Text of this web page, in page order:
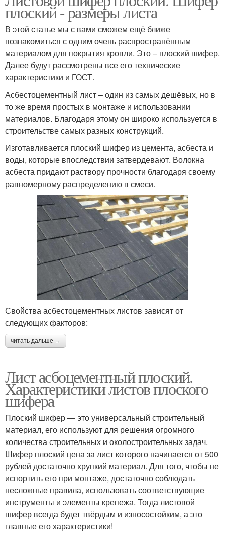
плоский - размеры листа
В этой статье мы с вами сможем ещё ближе
познакомиться с одним очень распространённым
материалом для покрытия кровли. Это – плоский шифер.
Далее будут рассмотрены все его технические
характеристики и ГОСТ.
Асбестоцементный лист – один из самых дешёвых, но в
то же время простых в монтаже и использовании
материалов. Благодаря этому он широко используется в
строительстве самых разных конструкций.
Изготавливается плоский шифер из цемента, асбеста и
воды, которые впоследствии затвердевают. Волокна
асбеста придают раствору прочности благодаря своему
равномерному распределению в смеси.
Свойства асбестоцементных листов зависят от
следующих факторов:
читать дальше →
Лист асбоцементный плоский.
Характеристики листов плоского
шифера
Плоский шифер — это универсальный строительный
материал, его используют для решения огромного
количества строительных и околостроительных задач.
Шифер плоский цена за лист которого начинается от 500
рублей достаточно хрупкий материал. Для того, чтобы не
испортить его при монтаже, достаточно соблюдать
несложные правила, использовать соответствующие
инструменты и элементы крепежа. Тогда листовой
шифер всегда будет твёрдым и износостойким, а это
главные его характеристики!